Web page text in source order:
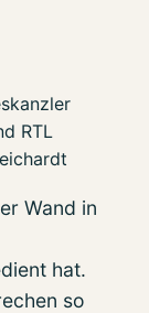
RTL
Wand in
hat.
so